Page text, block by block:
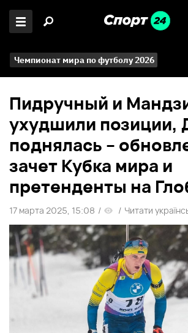
Чемпионат мира по футболу 2026
Пидручный и
ухудшили позиции,
поднялась –
зачет Кубка мира и
претенденты на
17 марта 2025, 15:08 / / Читати